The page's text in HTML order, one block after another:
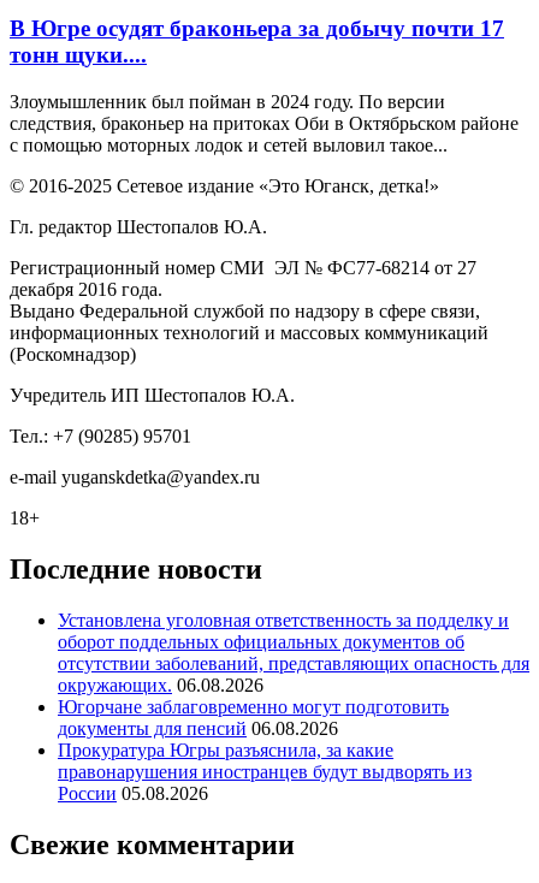
В Югре осудят браконьера за добычу почти 17
тонн щуки....
Злоумышленник был пойман в 2024 году. По версии
следствия, браконьер на притоках Оби в Октябрьском районе
с помощью моторных лодок и сетей выловил такое...
© 2016-2025 Сетевое издание «Это Юганск, детка!»
Гл. редактор Шестопалов Ю.А.
Регистрационный номер СМИ ЭЛ № ФС77-68214 от 27
декабря 2016 года.
Выдано Федеральной службой по надзору в сфере связи,
информационных технологий и массовых коммуникаций
(Роскомнадзор)
Учредитель ИП Шестопалов Ю.А.
Тел.: +7 (90285) 95701
e-mail yuganskdetka@yandex.ru
18+
Последние новости
Установлена уголовная ответственность за подделку и
оборот поддельных официальных документов об
отсутствии заболеваний, представляющих опасность для
окружающих. 06.08.2026
Югорчане заблаговременно могут подготовить
документы для пенсий 06.08.2026
Прокуратура Югры разъяснила, за какие
правонарушения иностранцев будут выдворять из
России 05.08.2026
Свежие комментарии